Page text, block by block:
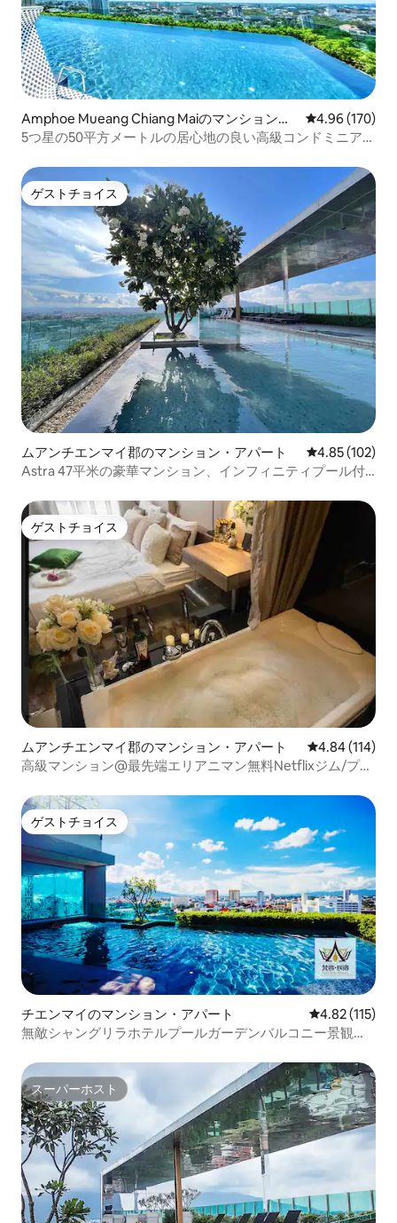
Amphoe Mueang Chiang Maiのマンション・
アパート
レビュー170
4.96 (170)
5つ星の50平方メートルの居心地の良い高級コンドミニア
トのすぐそば、古都の近く
ゲストチョイス
ゲストチョイス
ムアンチエンマイ郡のマンション・アパート レビュー102
4.85 (102)
Astra 47平米の豪華マンション、インフィニティプール付
ゲストチョイス
ゲストチョイス
ムアンチエンマイ郡のマンション・アパート レビュー114
4.84 (114)
高級マンション@最先端エリアニマン無料Netflixジム/プー
ゲストチョイス
ゲストチョイス
チエンマイのマンション・アパート レビュー115
4.82 (115)
無敵シャングリラホテルプールガーデンバルコニー景観ル
康路夜市に近い@古い城塔ペルメンに近い
スーパーホスト
スーパーホスト